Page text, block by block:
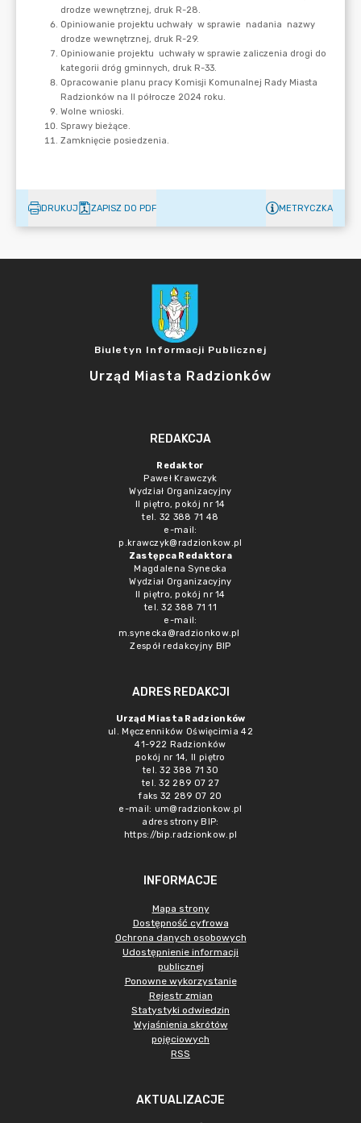
DRUKUJ ZAPISZ DO PDF METRYCZKA
Biuletyn Informacji Publicznej
Urząd Miasta Radzionków
REDAKCJA
Redaktor
Paweł Krawczyk
Wydział Organizacyjny
II piętro, pokój nr 14
tel. 32 388 71 48
e-mail:
p.krawczyk@radzionkow.pl
Zastępca Redaktora
Magdalena Synecka
Wydział Organizacyjny
II piętro, pokój nr 14
tel. 32 388 71 11
e-mail:
m.synecka@radzionkow.pl
Zespół redakcyjny BIP
ADRES REDAKCJI
Urząd Miasta Radzionków
ul. Męczenników Oświęcimia 42
41-922 Radzionków
pokój nr 14, II piętro
tel. 32 388 71 30
tel. 32 289 07 27
faks 32 289 07 20
e-mail: um@radzionkow.pl
adres strony BIP:
https://bip.radzionkow.pl
INFORMACJE
Mapa strony
Dostępność cyfrowa
Ochrona danych osobowych
Udostępnienie informacji
publicznej
Ponowne wykorzystanie
Rejestr zmian
Statystyki odwiedzin
Wyjaśnienia skrótów
pojęciowych
RSS
AKTUALIZACJE